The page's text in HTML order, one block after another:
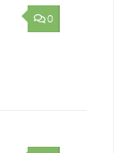
0